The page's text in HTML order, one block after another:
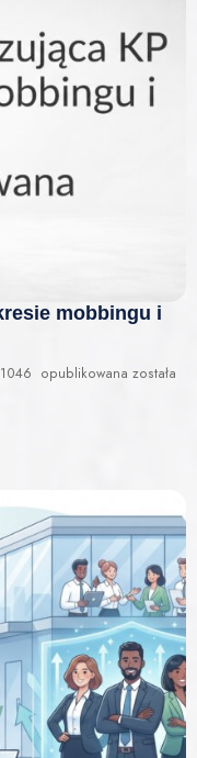
mobbingu i
opublikowana została